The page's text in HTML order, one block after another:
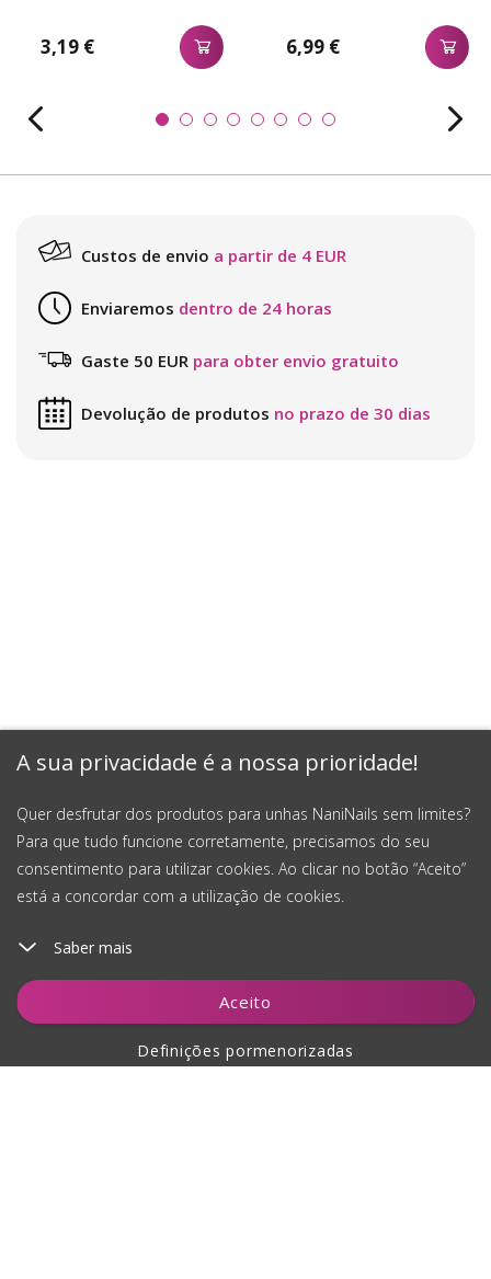
A sua privacidade é a nossa prioridade!
Quer desfrutar dos produtos para unhas NaniNails sem limites?
Para que tudo funcione corretamente, precisamos do seu
consentimento para utilizar cookies. Ao clicar no botão “Aceito”
está a concordar com a utilização de cookies.
Saber mais
Aceito
Definições pormenorizadas
Adicionar ao carrinho
3,19 € 6,99 €
Custos de envio a partir de 4 EUR
Enviaremos dentro de 24 horas
Gaste 50 EUR para obter envio gratuito
Devolução de produtos no prazo de 30 dias